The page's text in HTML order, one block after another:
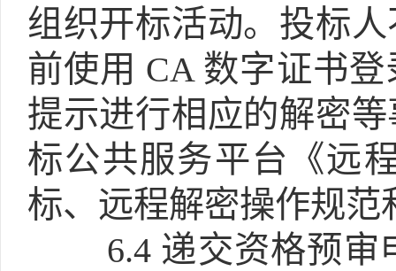
组织开标活动。投标
前使用 CA 数字证书
提示进行相应的解密
标公共服务平台《远
标、远程解密操作规范
6.4 递交资格预审